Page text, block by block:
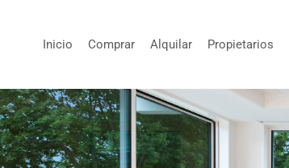
Inicio Comprar Alquilar Propietarios